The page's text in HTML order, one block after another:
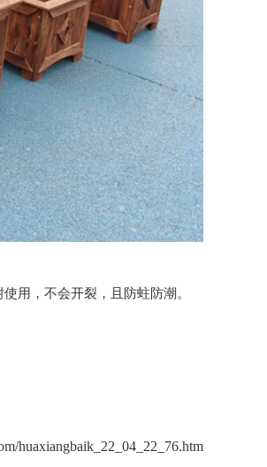
用，不会开裂，且防蛀防潮。
huaxiangbaik_22_04_22_76.htm